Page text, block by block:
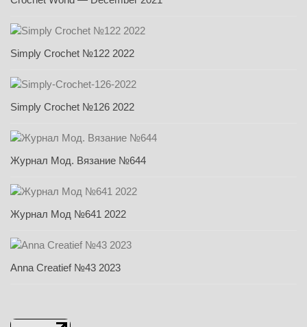
Simply Crochet №122 2022
Simply Crochet №126 2022
Журнал Мод. Вязание №644
Журнал Мод №641 2022
Anna Creatief №43 2023